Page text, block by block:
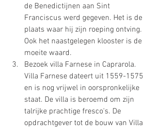
de Benedictijnen aan Sint
Franciscus werd gegeven. Het is de
plaats waar hij zijn roeping ontving.
Ook het naastgelegen klooster is de
moeite waard.
Bezoek villa Farnese in Caprarola.
Villa Farnese dateert uit 1559-1575
en is nog vrijwel in oorspronkelijke
staat. De villa is beroemd om zijn
talrijke prachtige fresco's. De
opdrachtgever tot de bouw van Villa